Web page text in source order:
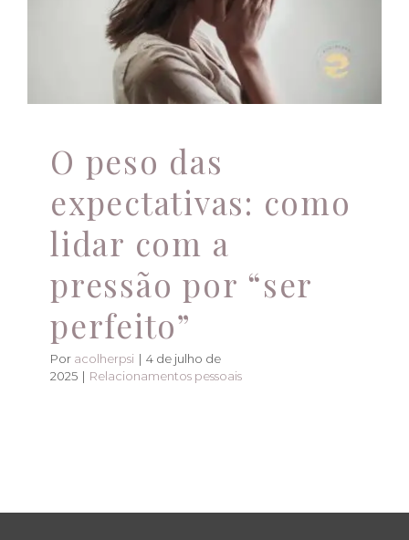
Atendimento Online
por “ser perfeito”
Relacionamentos pessoais
O peso das
expectativas: como
lidar com a
pressão por “ser
perfeito”
Por acolherpsi | 4 de julho de
2025 | Relacionamentos pessoais